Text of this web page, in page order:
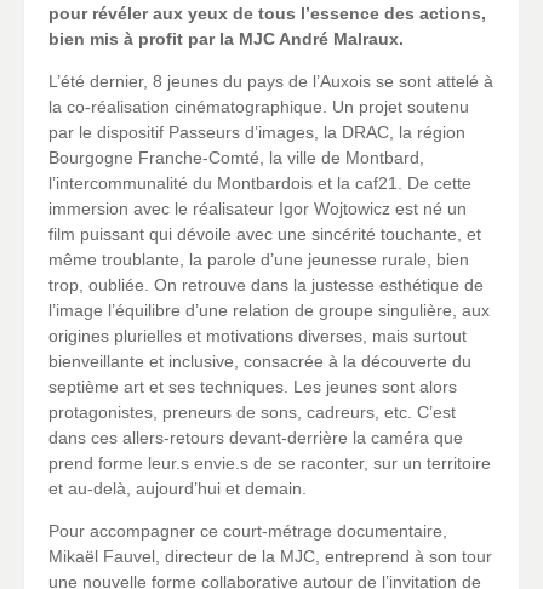
pour révéler aux yeux de tous l’essence des actions,
bien mis à profit par la MJC André Malraux.
L’été dernier, 8 jeunes du pays de l’Auxois se sont attelé à
la co-réalisation cinématographique. Un projet soutenu
par le dispositif Passeurs d’images, la DRAC, la région
Bourgogne Franche-Comté, la ville de Montbard,
l’intercommunalité du Montbardois et la caf21. De cette
immersion avec le réalisateur Igor Wojtowicz est né un
film puissant qui dévoile avec une sincérité touchante, et
même troublante, la parole d’une jeunesse rurale, bien
trop, oubliée. On retrouve dans la justesse esthétique de
l’image l’équilibre d’une relation de groupe singulière, aux
origines plurielles et motivations diverses, mais surtout
bienveillante et inclusive, consacrée à la découverte du
septième art et ses techniques. Les jeunes sont alors
protagonistes, preneurs de sons, cadreurs, etc. C’est
dans ces allers-retours devant-derrière la caméra que
prend forme leur.s envie.s de se raconter, sur un territoire
et au-delà, aujourd’hui et demain.
Pour accompagner ce court-métrage documentaire,
Mikaël Fauvel, directeur de la MJC, entreprend à son tour
une nouvelle forme collaborative autour de l’invitation de